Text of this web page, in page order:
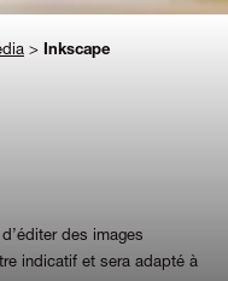
> Inkscape
des images
indicatif et sera adapté à